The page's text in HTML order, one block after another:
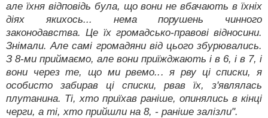
але їхня відповідь була, що вони не вбачають в їхніх
діях якихось... нема порушень чинного
законодавства. Це їх громадсько-правові відносини.
Знімали. Але самі громадяни від цього збурювались.
З 8-ми приймаємо, але вони приїжджають і в 6, і в 7, і
вони через те, що ми рвемо... я рву ці списки, я
особисто забирав ці списки, рвав їх, з'являлась
плутанина. Ті, хто приїхав раніше, опинялись в кінці
черги, а ті, хто прийшли на 8, - раніше залізли".